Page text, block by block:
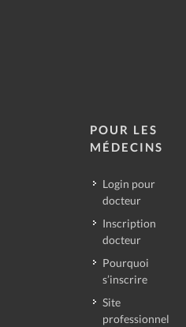
POUR LES
MÉDECINS
Login pour
docteur
Inscription
docteur
Pourquoi
s’inscrire
Site
professionnel